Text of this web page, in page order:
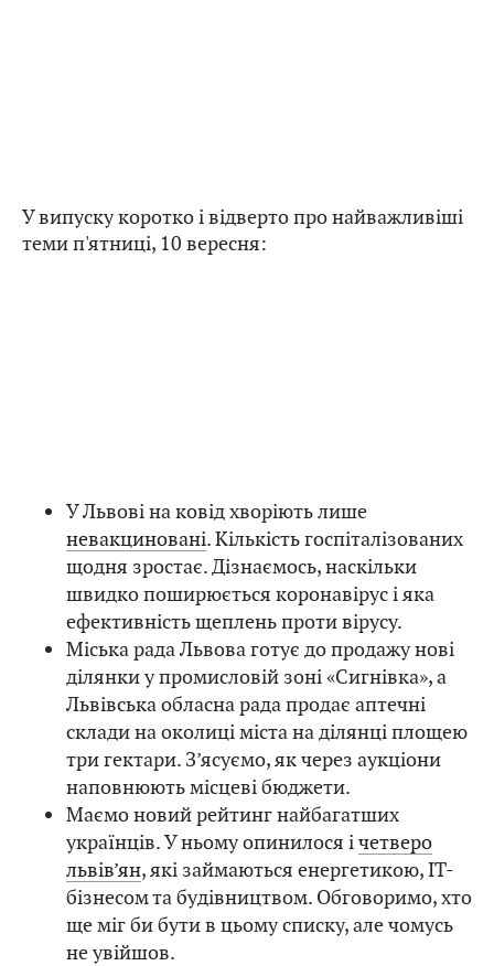
У випуску коротко і відверто про найважливіші
теми п'ятниці, 10 вересня:
У Львові на ковід хворіють лише
невакциновані. Кількість госпіталізованих
щодня зростає. Дізнаємось, наскільки
швидко поширюється коронавірус і яка
ефективність щеплень проти вірусу.
Міська рада Львова готує до продажу нові
ділянки у промисловій зоні «Сигнівка», а
Львівська обласна рада продає аптечні
склади на околиці міста на ділянці площею
три гектари. З’ясуємо, як через аукціони
наповнюють місцеві бюджети.
Маємо новий рейтинг найбагатших
українців. У ньому опинилося ічетверо
львів’ян, які займаються енергетикою, IT-
бізнесом та будівництвом. Обговоримо, хто
ще міг би бути в цьому списку, але чомусь
не увійшов.